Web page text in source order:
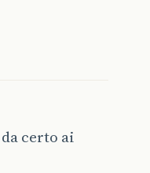
certo ai